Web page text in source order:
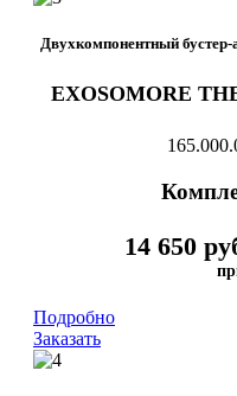
Двухкомпонентный
EXOSOMORE
14 650
Подробно
Заказать